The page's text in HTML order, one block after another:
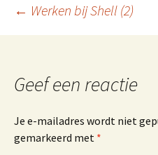
← Werken bij Shell (2)
Geef een reactie
Je e-mailadres wordt niet
gemarkeerd met *